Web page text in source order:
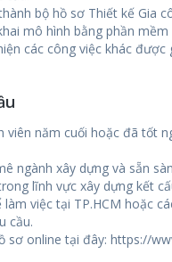
bộ hồ sơ Thiết kế Gia
mô hình bằng phần mềm
các công việc khác được
viên năm cuối hoặc đã tốt
ngành xây dựng và sẵn
lĩnh vực xây dựng kết
làm việc tại TP.HCM hoặc
cầu.
sơ online tại đây: https://